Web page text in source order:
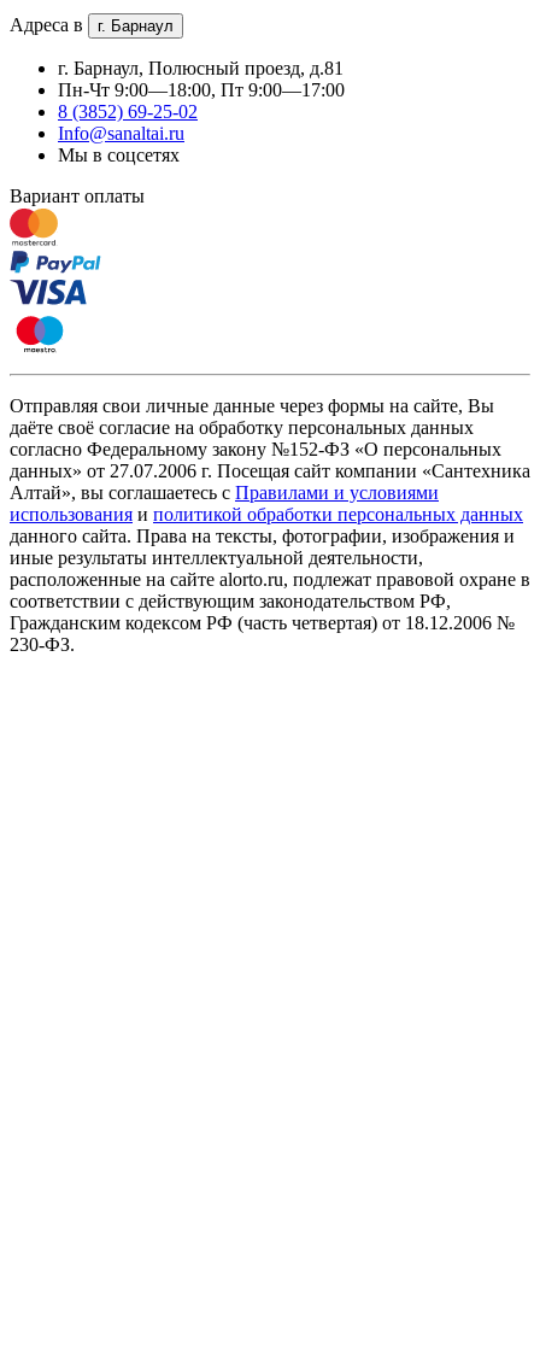
Адреса в г. Барнаул
г. Барнаул, Полюсный проезд, д.81
Пн-Чт 9:00—18:00, Пт 9:00—17:00
8 (3852) 69-25-02
Info@sanaltai.ru
Мы в соцсетях
Вариант оплаты
Отправляя свои личные данные через формы на сайте, Вы
даёте своё согласие на обработку персональных данных
согласно Федеральному закону №152-ФЗ «О персональных
данных» от 27.07.2006 г. Посещая сайт компании «Cантехника
Алтай», вы соглашаетесь с Правилами и условиями
использования и политикой обработки персональных данных
данного сайта. Права на тексты, фотографии, изображения и
иные результаты интеллектуальной деятельности,
расположенные на сайте alorto.ru, подлежат правовой охране в
соответствии с действующим законодательством РФ,
Гражданским кодексом РФ (часть четвертая) от 18.12.2006 №
230-ФЗ.